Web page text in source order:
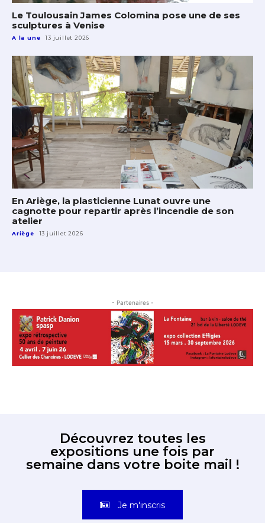
Le Toulousain James Colomina pose une de ses
sculptures à Venise
A la une 13 juillet 2026
En Ariège, la plasticienne Lunat ouvre une
cagnotte pour repartir après l’incendie de son
atelier
Ariège 13 juillet 2026
- Partenaires -
Découvrez toutes les
expositions une fois par
semaine dans votre boite mail !
Je m'inscris